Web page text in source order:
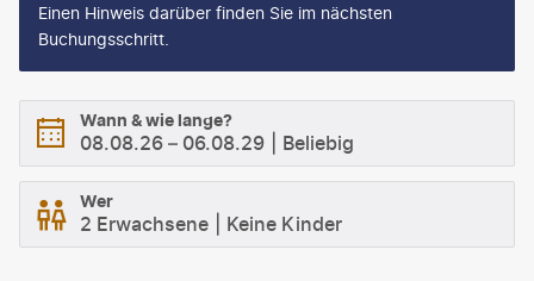
Einen Hinweis darüber finden Sie im nächsten
Buchungsschritt.
Wann & wie lange?
08.08.26 – 06.08.29 Beliebig
Wer
2 Erwachsene Keine Kinder